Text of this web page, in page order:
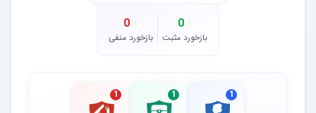
0
بازخورد مثبت
0
بازخورد منفی
1
1
1